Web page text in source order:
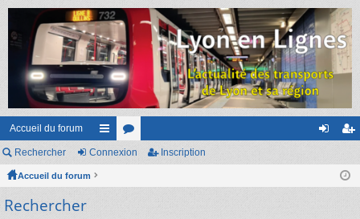
Accueil du forum
ac or
cri
Rechercher Connexion Inscription
Accueil du forum
Rechercher